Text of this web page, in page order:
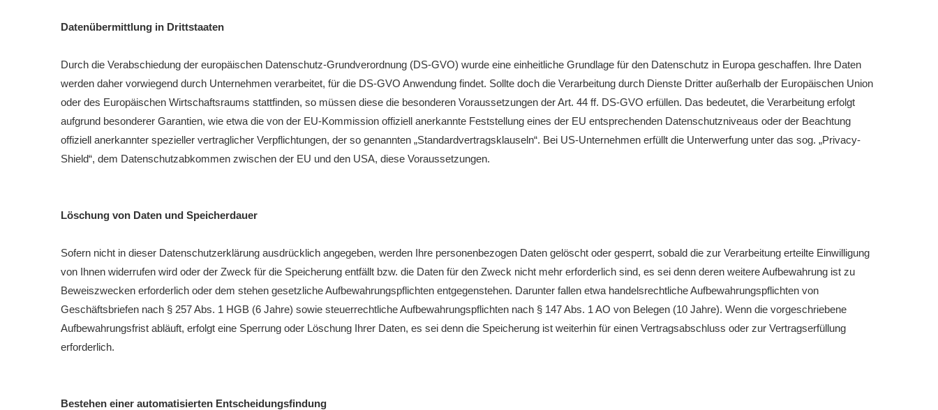
Datenübermittlung in Drittstaaten
Durch die Verabschiedung der europäischen Datenschutz-Grundverordnung (DS-GVO) wurde eine einheitliche Grundlage für den Datenschutz in Europa geschaffen. Ihre Daten
werden daher vorwiegend durch Unternehmen verarbeitet, für die DS-GVO Anwendung findet. Sollte doch die Verarbeitung durch Dienste Dritter außerhalb der Europäischen Union
oder des Europäischen Wirtschaftsraums stattfinden, so müssen diese die besonderen Voraussetzungen der Art. 44 ff. DS-GVO erfüllen. Das bedeutet, die Verarbeitung erfolgt
aufgrund besonderer Garantien, wie etwa die von der EU-Kommission offiziell anerkannte Feststellung eines der EU entsprechenden Datenschutzniveaus oder der Beachtung
offiziell anerkannter spezieller vertraglicher Verpflichtungen, der so genannten „Standardvertragsklauseln“. Bei US-Unternehmen erfüllt die Unterwerfung unter das sog. „Privacy-
Shield“, dem Datenschutzabkommen zwischen der EU und den USA, diese Voraussetzungen.
Löschung von Daten und Speicherdauer
Sofern nicht in dieser Datenschutzerklärung ausdrücklich angegeben, werden Ihre personenbezogen Daten gelöscht oder gesperrt, sobald die zur Verarbeitung erteilte Einwilligung
von Ihnen widerrufen wird oder der Zweck für die Speicherung entfällt bzw. die Daten für den Zweck nicht mehr erforderlich sind, es sei denn deren weitere Aufbewahrung ist zu
Beweiszwecken erforderlich oder dem stehen gesetzliche Aufbewahrungspflichten entgegenstehen. Darunter fallen etwa handelsrechtliche Aufbewahrungspflichten von
Geschäftsbriefen nach § 257 Abs. 1 HGB (6 Jahre) sowie steuerrechtliche Aufbewahrungspflichten nach § 147 Abs. 1 AO von Belegen (10 Jahre). Wenn die vorgeschriebene
Aufbewahrungsfrist abläuft, erfolgt eine Sperrung oder Löschung Ihrer Daten, es sei denn die Speicherung ist weiterhin für einen Vertragsabschluss oder zur Vertragserfüllung
erforderlich.
Bestehen einer automatisierten Entscheidungsfindung